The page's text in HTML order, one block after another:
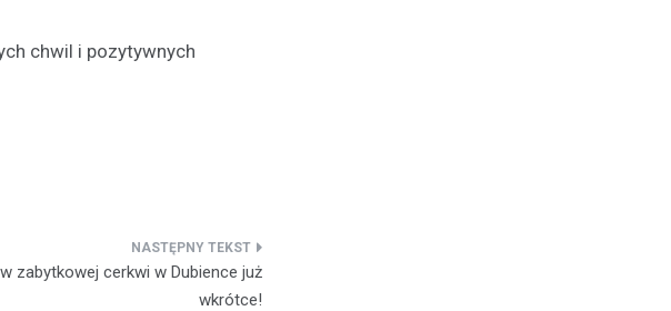
chwil i pozytywnych
zabytkowej cerkwi w Dubience już
wkrótce!